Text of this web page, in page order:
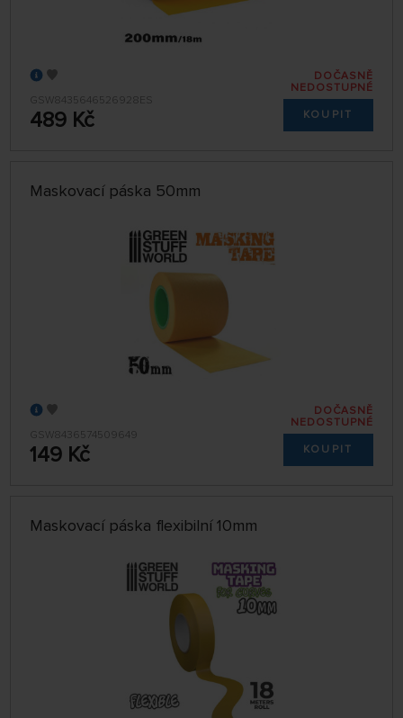
GSW8435646526928ES
489 Kč
DOČASNĚ
NEDOSTUPNÉ
KOUPIT
Maskovací páska 50mm
GSW8436574509649
149 Kč
DOČASNĚ
NEDOSTUPNÉ
KOUPIT
Maskovací páska flexibilní 10mm